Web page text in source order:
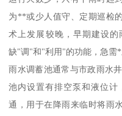
为**或少人值守、定期巡检
术上发展较晚，早期建设
缺"调"和"利用"的功能，急需*
雨水调蓄池通常与市政雨水
池内设置有排空泵和液位
通，用于在降雨来临时将雨